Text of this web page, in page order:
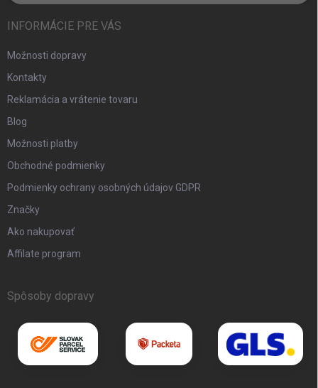
INFORMÁCIE PRE VÁS
Možnosti dopravy
Kontakty
Reklamácia a vrátenie tovaru
Blog
Možnosti platby
Obchodné podmienky
Podmienky ochrany osobných údajov GDPR
Značky
Ako nakupovať
Affilate program
Spôsoby dopravy